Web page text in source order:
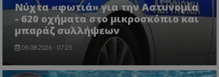
Νύχτα «φωτιά» για την Αστυνομία
- 620 οχήματα στο μικροσκόπιο και
μπαράζ συλλήψεων
09.08.2026 - 07:25